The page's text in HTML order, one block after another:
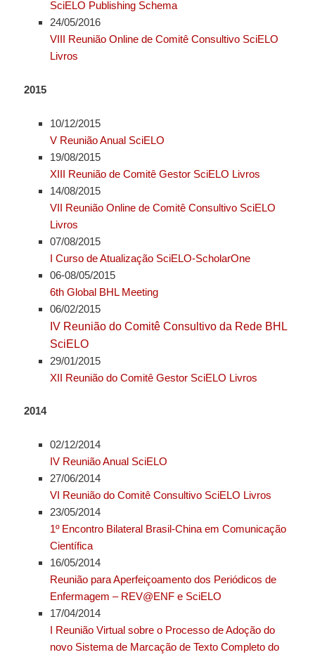
SciELO Publishing Schema
24/05/2016
VIII Reunião Online de Comitê Consultivo SciELO
Livros
2015
10/12/2015
V Reunião Anual SciELO
19/08/2015
XIII Reunião de Comitê Gestor SciELO Livros
14/08/2015
VII Reunião Online de Comitê Consultivo SciELO
Livros
07/08/2015
I Curso de Atualização SciELO-ScholarOne
06-08/05/2015
6th Global BHL Meeting
06/02/2015
IV Reunião do Comitê Consultivo da Rede BHL
SciELO
29/01/2015
XII Reunião do Comitê Gestor SciELO Livros
2014
02/12/2014
IV Reunião Anual SciELO
27/06/2014
VI Reunião do Comitê Consultivo SciELO Livros
23/05/2014
1º Encontro Bilateral Brasil-China em Comunicação
Científica
16/05/2014
Reunião para Aperfeiçoamento dos Periódicos de
Enfermagem – REV@ENF e SciELO
17/04/2014
I Reunião Virtual sobre o Processo de Adoção do
novo Sistema de Marcação de Texto Completo do